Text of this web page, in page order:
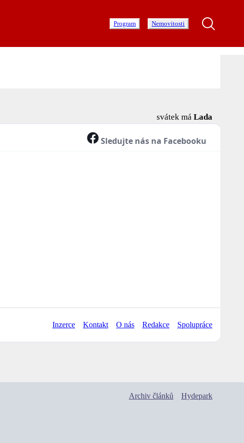
Program Nemovitosti
svátek má Lada
Sledujte nás na Facebooku
Inzerce Kontakt O nás Redakce Spolupráce
Archiv článků Hydepark